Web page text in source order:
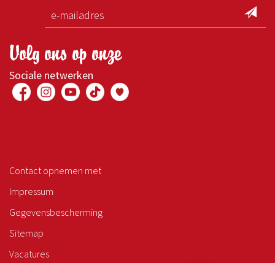
Volg ons op onze
Sociale netwerken
Contact opnemen met
Impressum
Gegevensbescherming
Sitemap
Vacatures